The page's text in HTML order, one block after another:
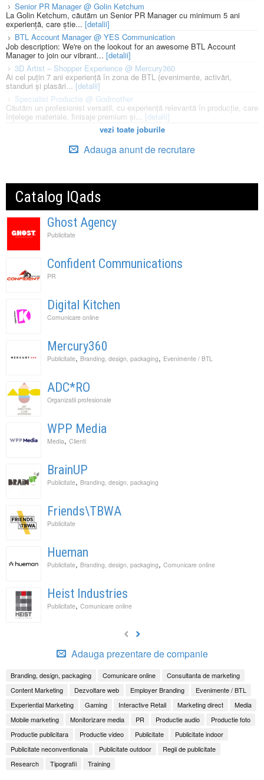
Senior PR Manager @ Golin Ketchum
La Golin Ketchum, căutăm un Senior PR Manager cu minimum 5 ani
experiență, care știe... [detalii]
BTL Account Manager @ YES Communication
Job description: We're on the lookout for an awesome BTL Account
Manager to join our vibrant... [detalii]
3D Artist – Shopper Experience @ Mercury360
Ai cel puțin 7 ani experiență în zona de BTL (evenimente, activări,
standuri și plasări...[detalii]
Specialist Productie @ Godmother
Căutăm un profesionist versatil, cu experiență relevantă în producție, care
înțelege materiale, finisaje premium și... [detalii]
vezi toate joburile
Adauga anunt de recrutare
Catalog IQads
Ghost Agency
Publicitate
Confident Communications
PR
Digital Kitchen
Comunicare online
Mercury360
Publicitate, Branding, design, packaging, Evenimente / BTL
ADC*RO
Organizatii profesionale
WPP Media
Media, Clienti
BrainUP
Publicitate, Branding, design, packaging
Friends\TBWA
Publicitate
Hueman
Publicitate, Branding, design, packaging, Comunicare online
Heist Industries
Publicitate, Comunicare online
Adauga prezentare de companie
Branding, design, packaging Comunicare online
Consultanta de marketing
Content Marketing
Dezvoltare web Employer Branding
Evenimente / BTL
Experiential Marketing
Gaming Interactive Retail Marketing direct
Media
Mobile marketing
Monitorizare media PR Productie audio
Productie foto
Productie publicitara
Productie video Publicitate
Publicitate indoor
Publicitate neconventionala
Publicitate outdoor
Regii de publicitate
Research
Tipografii Training